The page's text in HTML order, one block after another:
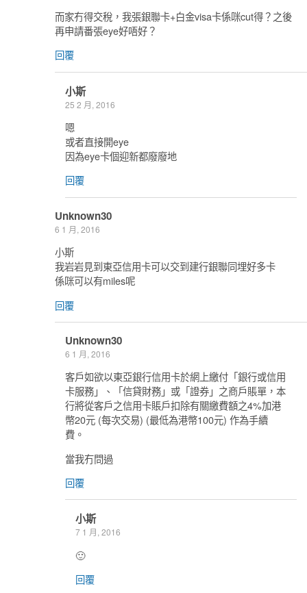
而家冇得交稅，我張銀聯卡+白金visa卡係咪cut得？之後
再申請番張eye好唔好？
回覆
小斯
25 2 月, 2016
嗯
或者直接開eye
因為eye卡個迎新都廢廢地
回覆
Unknown30
6 1 月, 2016
小斯
我岩岩見到東亞信用卡可以交到建行銀聯同埋好多卡
係咪可以有miles呢
回覆
Unknown30
6 1 月, 2016
客戶如欲以東亞銀行信用卡於網上繳付「銀行或信用
卡服務」、「信貸財務」或「證券」之商戶賬單，本
行將從客戶之信用卡賬戶扣除有關繳費額之4%加港
幣20元 (每次交易) (最低為港幣100元) 作為手續
費。
當我冇問過
回覆
小斯
7 1 月, 2016
🙂
回覆